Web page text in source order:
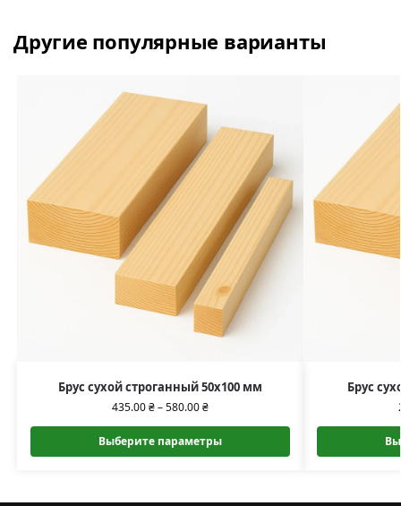
Другие популярные варианты
Брус сухой строганный 50х100 мм
435.00₴–580.00₴
Выберите параметры
Брус